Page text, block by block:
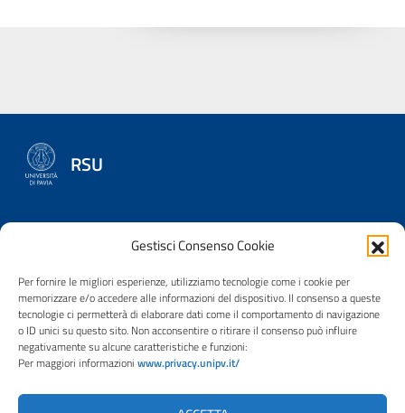
Gestisci Consenso Cookie
Per fornire le migliori esperienze, utilizziamo tecnologie come i cookie per
memorizzare e/o accedere alle informazioni del dispositivo. Il consenso a queste
tecnologie ci permetterà di elaborare dati come il comportamento di navigazione
o ID unici su questo sito. Non acconsentire o ritirare il consenso può influire
negativamente su alcune caratteristiche e funzioni:
Per maggiori informazioni www.privacy.unipv.it/
RSU
RAPPRESENTANZE SINDACALI UNITARIE
Chi siamo
Notiziario RSU
CONTATTI
rsu@unipv.it